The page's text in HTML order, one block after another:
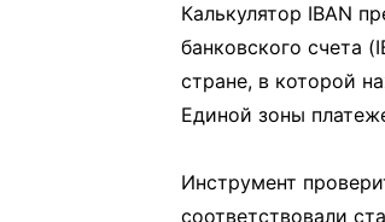
Калькулятор IBAN
банковского счета
стране, в которой
Единой зоны
Инструмент
соответствовали